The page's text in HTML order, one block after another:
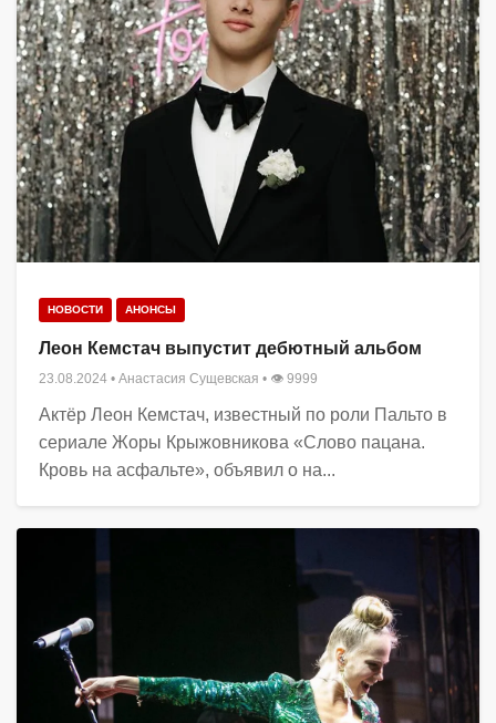
НОВОСТИ АНОНСЫ
Леон Кемстач выпустит дебютный альбом
23.08.2024 • Анастасия Сущевская • 👁 9999
Актёр Леон Кемстач, известный по роли Пальто в
сериале Жоры Крыжовникова «Слово пацана.
Кровь на асфальте», объявил о на...